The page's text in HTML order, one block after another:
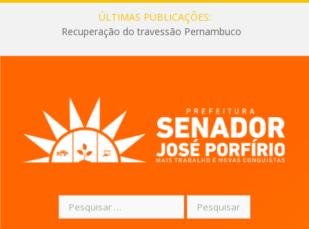
ÚLTIMAS PUBLICAÇÕES:
Recuperação do travessão Pernambuco
Pesquisar
por: